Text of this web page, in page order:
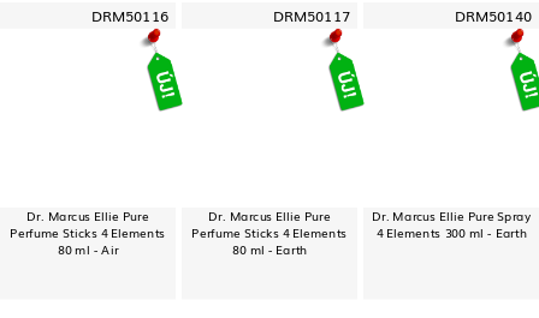
DRM50116
Dr. Marcus Ellie Pure
Perfume Sticks 4 Elements
80 ml - Air
DRM50117
Dr. Marcus Ellie Pure
Perfume Sticks 4 Elements
80 ml - Earth
DRM50140
Dr. Marcus Ellie Pure Spray
4 Elements 300 ml - Earth